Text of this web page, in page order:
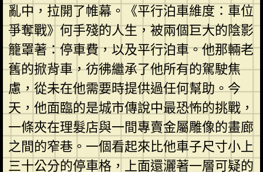
亂中，拉開了帷幕。《平行泊車維度：車位
爭奪戰》何手殘的人生，被兩個巨大的陰影
籠罩著：停車費，以及平行泊車。他那輛老
舊的掀背車，彷彿繼承了他所有的駕駛焦
慮，從未在他需要時提供過任何幫助。今
天，他面臨的是城市傳說中最恐怖的挑戰，
一條夾在理髮店與一間專賣金屬雕像的畫廊
之間的窄巷。一個看起來比他車子尺寸小上
三十公分的停車格，上面還灑著一層可疑的